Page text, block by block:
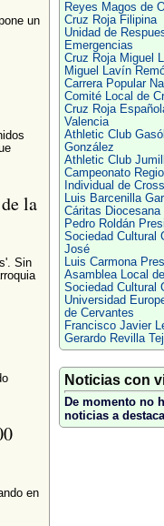
un
la
Sin
en
Reyes Magos de
Cruz Roja Filipina
Unidad de
Emergencias
Cruz Roja Miguel
Miguel Lavín
Carrera Popular
Comité Local de
Cruz Roja
Valencia
Athletic Club
González
Athletic Club
Campeonato
Individual de Cross
Luis Barcenilla
Cáritas Diocesana
Pedro Roldán Presi
Sociedad Cultural
José
Luis Carmona
Asamblea Local
Sociedad Cultural
Universidad
de Cervantes
Francisco Javier
Gerardo Revilla
Noticias con
De momento no
noticias a